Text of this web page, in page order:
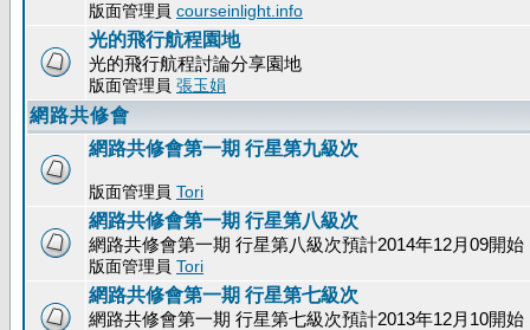
版面管理員 courseinlight.info
光的飛行航程園地
光的飛行航程討論分享園地
版面管理員 張玉娟
網路共修會
網路共修會第一期 行星第九級次
版面管理員 Tori
網路共修會第一期 行星第八級次
網路共修會第一期 行星第八級次預計2014年12月09開始
版面管理員 Tori
網路共修會第一期 行星第七級次
網路共修會第一期 行星第七級次預計2013年12月10開始